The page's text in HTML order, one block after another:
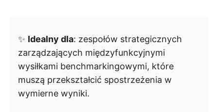
✨ Idealny dla: zespołów strategicznych
zarządzających międzyfunkcyjnymi
wysiłkami benchmarkingowymi, które
muszą przekształcić spostrzeżenia w
wymierne wyniki.